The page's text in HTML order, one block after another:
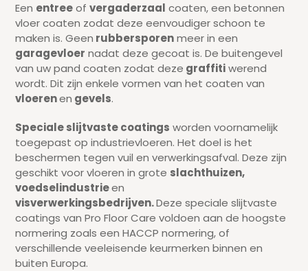
Een entreeofvergaderzaal coaten, een betonnen
vloer coaten zodat deze eenvoudiger schoon te
maken is. Geen rubbersporenmeer in een
garagevloer nadat deze gecoat is. De buitengevel
van uw pand coaten zodat deze graffitiwerend
wordt. Dit zijn enkele vormen van het coaten van
vloerenen gevels.
Speciale slijtvaste coatings worden voornamelijk
toegepast op industrievloeren. Het doel is het
beschermen tegen vuil en verwerkingsafval. Deze zijn
geschikt voor vloeren in grote slachthuizen,
voedselindustrieen
visverwerkingsbedrijven.Deze speciale slijtvaste
coatings van Pro Floor Care voldoen aan de hoogste
normering zoals een HACCP normering, of
verschillende veeleisende keurmerken binnen en
buiten Europa.